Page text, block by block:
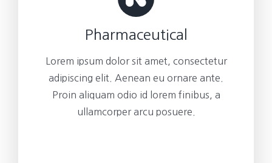
Pharmaceutical
Lorem ipsum dolor sit amet, consectetur
adipiscing elit. Aenean eu ornare ante.
Proin aliquam odio id lorem finibus, a
ullamcorper arcu posuere.